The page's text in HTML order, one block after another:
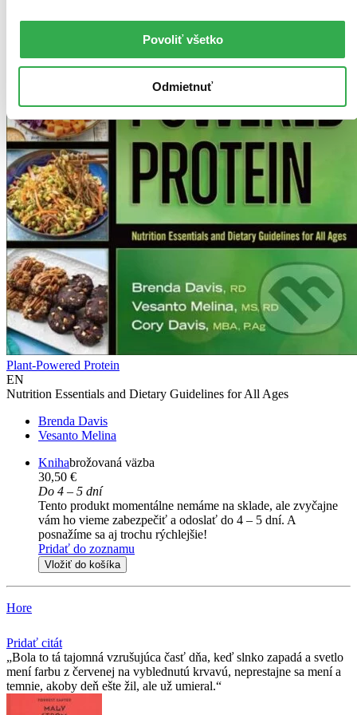
Povoliť všetko
Odmietnuť
Plant-Powered Protein
EN
Nutrition Essentials and Dietary Guidelines for All Ages
Brenda Davis
Vesanto Melina
Knihabrožovaná väzba
30,50 €
Do 4 – 5 dní
Tento produkt momentálne nemáme na sklade, ale zvyčajne
vám ho vieme zabezpečiť a odoslať do 4 – 5 dní. A
posnažíme sa aj trochu rýchlejšie!
Pridať do zoznamu
Vložiť do košíka
Hore
Pridať citát
Bola to tá tajomná vzrušujúca časť dňa, keď slnko zapadá a svetlo
mení farbu z červenej na vyblednutú krvavú, neprestajne sa mení a
temnie, akoby deň ešte žil, ale už umieral.